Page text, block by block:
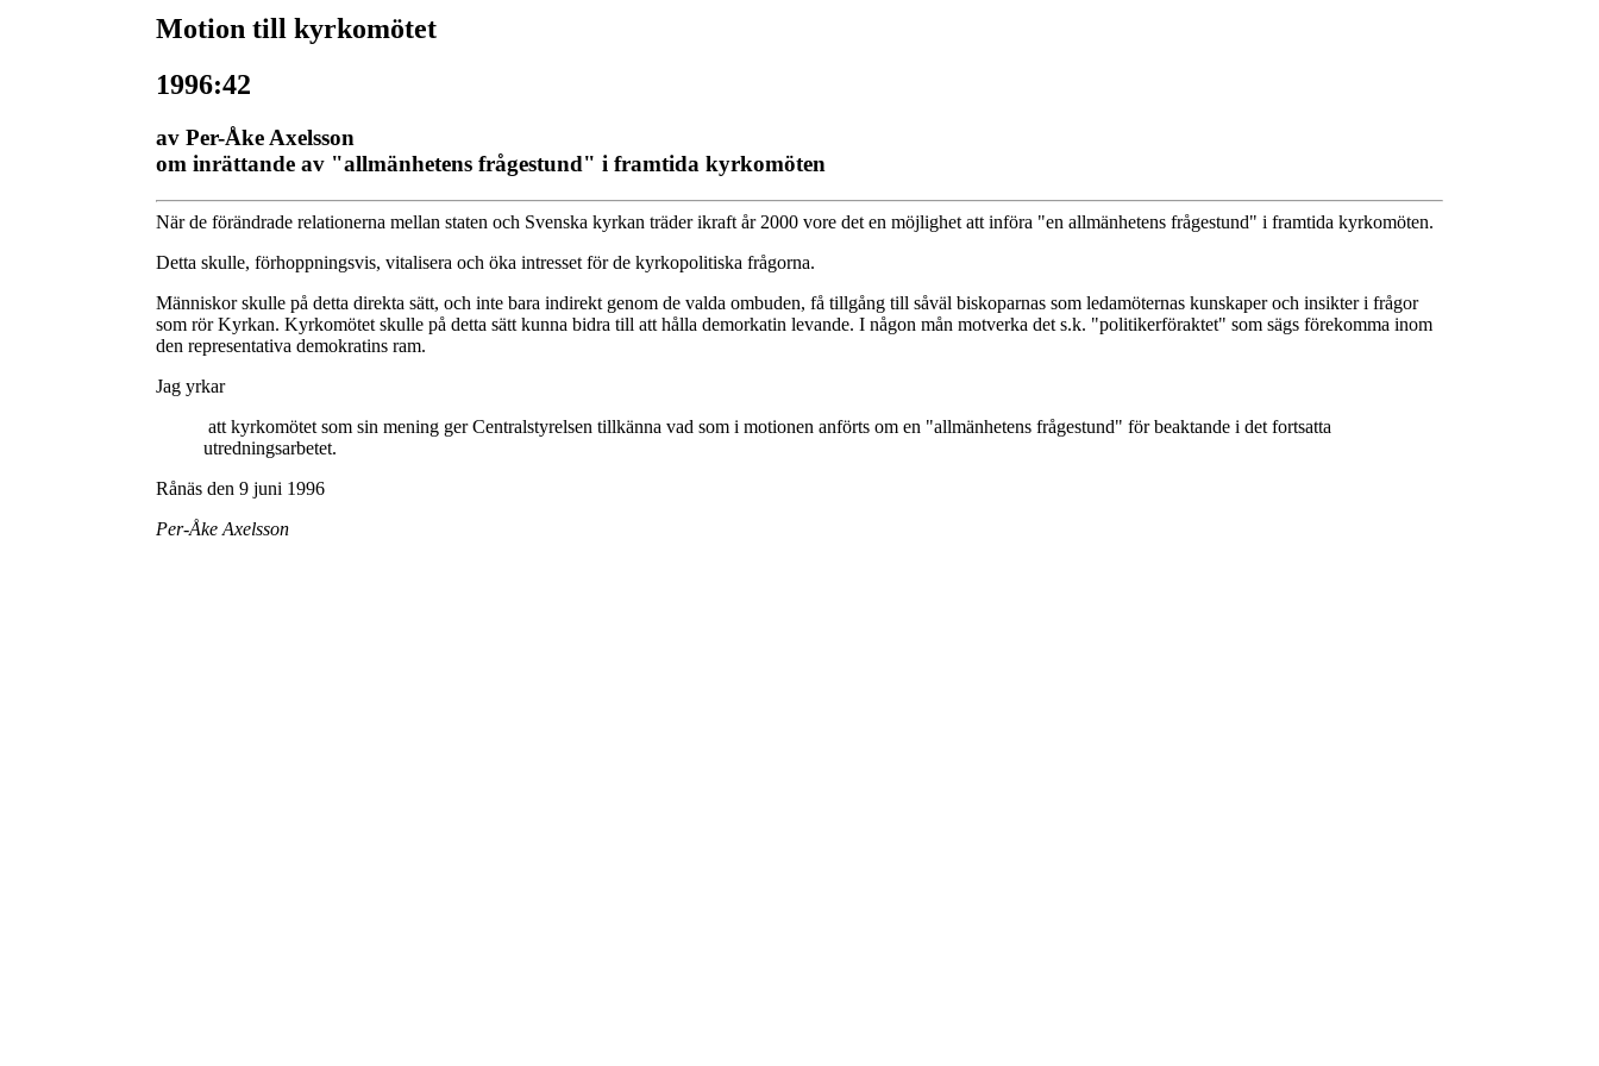
Motion till kyrkomötet
1996:42
av Per-Åke Axelsson
om inrättande av "allmänhetens frågestund" i framtida kyrkomöten
När de förändrade relationerna mellan staten och Svenska kyrkan träder ikraft år 2000 vore det en möjlighet att införa "en allmänhetens frågestund" i framtida kyrkomöten.
Detta skulle, förhoppningsvis, vitalisera och öka intresset för de kyrkopolitiska frågorna.
Människor skulle på detta direkta sätt, och inte bara indirekt genom de valda ombuden, få tillgång till såväl biskoparnas som ledamöternas kunskaper och insikter i frågor
som rör Kyrkan. Kyrkomötet skulle på detta sätt kunna bidra till att hålla demorkatin levande. I någon mån motverka det s.k. "politikerföraktet" som sägs förekomma inom
den representativa demokratins ram.
Jag yrkar
att kyrkomötet som sin mening ger Centralstyrelsen tillkänna vad som i motionen anförts om en "allmänhetens frågestund" för beaktande i det fortsatta
utredningsarbetet.
Rånäs den 9 juni 1996
Per-Åke Axelsson